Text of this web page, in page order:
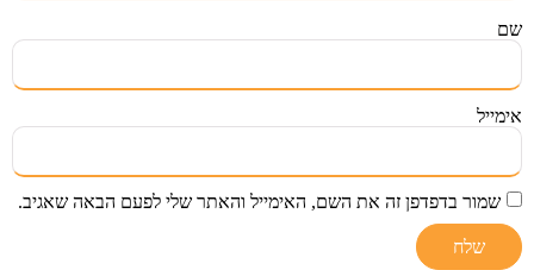
שם
אימייל
שמור בדפדפן זה את השם, האימייל והאתר שלי לפעם הבאה שאגיב.